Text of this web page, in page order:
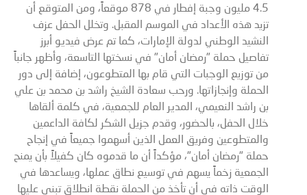
4.5 مليون وجبة إفطار في 878 موقعاً، ومن المتوقع أن
تزيد هذه الأعداد في الموسم المقبل. وتخلل الحفل عزف
النشيد الوطني لدولة الإمارات، كما تم عرض فيديو أبرز
تفاصيل حملة "رمضان أمان" في نسختها التاسعة، وأظهر جانباً
من توزيع الوجبات التي قام بها المتطوعون، إضافة إلى دور
الحملة وإنجازاتها. ورحب سعادة الشيخ راشد بن محمد بن علي
بن راشد النعيمي، المدير العام للجمعية، في كلمة ألقاها
خلال الحفل، بالحضور، وقدم جزيل الشكر لكافة الداعمين
والمتطوعين وفريق العمل الذين أسهموا جميعاً في إنجاح
حملة "رمضان أمان"، مؤكداً أن ما قدموه كان كفيلاً بأن يمنح
الجمعية زخماً يسهم في توسيع نطاق عملها، ويساعدها في
الوقت ذاته في أن تأخذ من الحملة نقطة انطلاق تبني عليها